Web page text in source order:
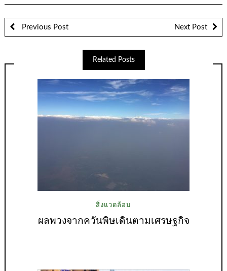
Previous Post Next Post
Related Posts
สิ่งแวดล้อม
ผลพวงจากควันพิษเดินตามเศรษฐกิจ